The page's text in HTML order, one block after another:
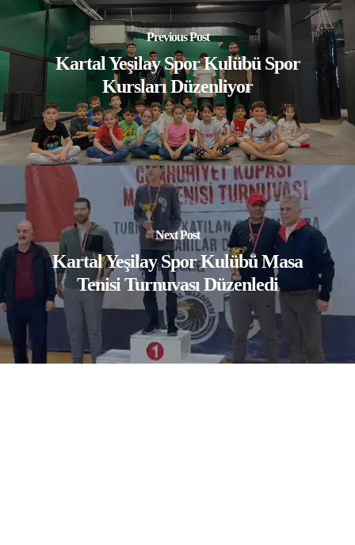
Previous Post
Kartal Yeşilay Spor Kulübü Spor
Kursları Düzenliyor
Next Post
Kartal Yeşilay Spor Kulübü Masa
Tenisi Turnuvası Düzenledi